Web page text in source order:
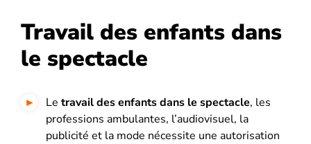
Travail des enfants dans
le spectacle
Le travail des enfants dans le spectacle, les
professions ambulantes, l’audiovisuel, la
publicité et la mode nécessite une autorisation